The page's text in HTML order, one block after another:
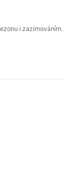
i zazimováním.